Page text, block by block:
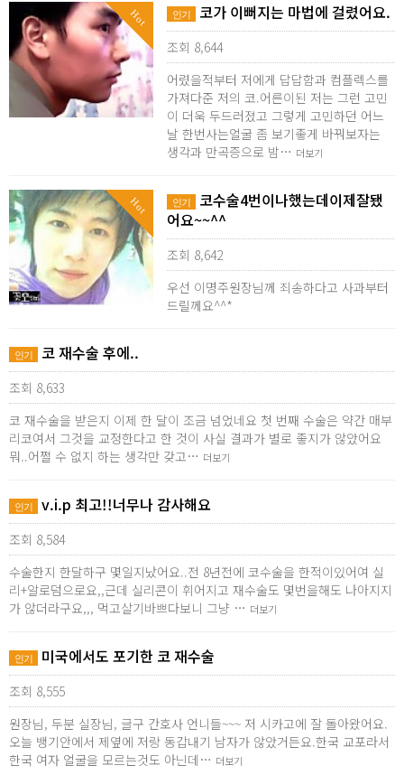
Hot 인기 코가 이뻐지는 마법에 걸렸어요.
조회 8,644
어렸을적부터 저에게 답답함과 컴플렉스를
가져다준 저의 코.어른이된 저는 그런 고민
이 더욱 두드러졌고 그렇게 고민하던 어느
날 한번사는얼굴 좀 보기좋게 바꿔보자는
생각과 만곡증으로 밤… 더보기
Hot 인기
코수술4번이나했는데이제잘됐
어요~~^^
조회 8,642
우선 이명주원장님께 죄송하다고 사과부터
드릴께요^^*
인기 코 재수술 후에..
조회 8,633
코 재수술을 받은지 이제 한 달이 조금 넘었네요 첫 번째 수술은 약간 매부
리코여서 그것을 교정한다고 한 것이 사실 결과가 별로 좋지가 않았어요
뭐..어쩔 수 없지 하는 생각만 갖고… 더보기
인기 v.i.p 최고!!너무나 감사해요
조회 8,584
수술한지 한달하구 몇일지났어요..전 8년전에 코수술을 한적이있어여 실
리+알로덤으로요,,근데 실리콘이 휘어지고 재수술도 몇번을해도 나아지지
가 않더라구요,,, 먹고살기바쁘다보니 그냥 … 더보기
인기 미국에서도 포기한 코 재수술
조회 8,555
원장님, 두분 실장님, 글구 간호사 언니들~~~ 저 시카고에 잘 돌아왔어요.
오늘 뱅기안에서 제옆에 저랑 동갑내기 남자가 않았거든요.한국 교포라서
한국 여자 얼굴을 모르는것도 아닌데… 더보기